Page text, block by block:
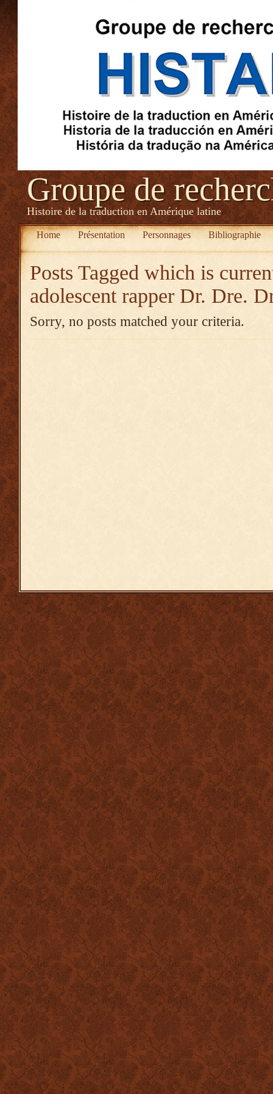
Groupe de
Histoire de la traduction en Amérique latine
Home Présentation Personnages Bibliographie
Posts Tagged which is
adolescent rapper Dr. Dre.
Sorry, no posts matched your criteria.